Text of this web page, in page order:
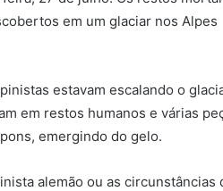
em um glaciar nos Alpes
estavam escalando o
em restos humanos e várias
emergindo do gelo.
alemão ou as circunstâncias